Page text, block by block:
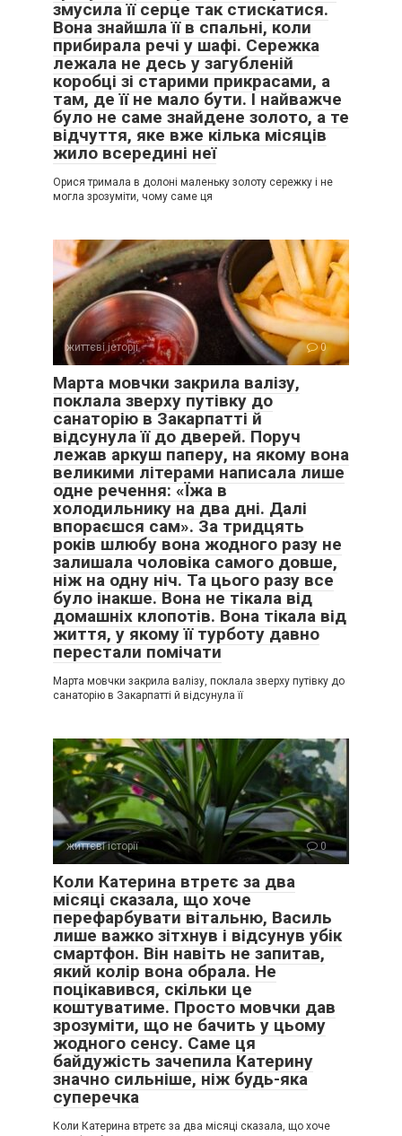
змусила її серце так стискатися.
Вона знайшла її в спальні, коли
прибирала речі у шафі. Сережка
лежала не десь у загубленій
коробці зі старими прикрасами, а
там, де її не мало бути. І найважче
було не саме знайдене золото, а те
відчуття, яке вже кілька місяців
жило всередині неї
Орися тримала в долоні маленьку золоту сережку і не
могла зрозуміти, чому саме ця
життєві історії 0
Марта мовчки закрила валізу,
поклала зверху путівку до
санаторію в Закарпатті й
відсунула її до дверей. Поруч
лежав аркуш паперу, на якому вона
великими літерами написала лише
одне речення: «Їжа в
холодильнику на два дні. Далі
впораєшся сам». За тридцять
років шлюбу вона жодного разу не
залишала чоловіка самого довше,
ніж на одну ніч. Та цього разу все
було інакше. Вона не тікала від
домашніх клопотів. Вона тікала від
життя, у якому її турботу давно
перестали помічати
Марта мовчки закрила валізу, поклала зверху путівку до
санаторію в Закарпатті й відсунула її
життєві історії 0
Коли Катерина втретє за два
місяці сказала, що хоче
перефарбувати вітальню, Василь
лише важко зітхнув і відсунув убік
смартфон. Він навіть не запитав,
який колір вона обрала. Не
поцікавився, скільки це
коштуватиме. Просто мовчки дав
зрозуміти, що не бачить у цьому
жодного сенсу. Саме ця
байдужість зачепила Катерину
значно сильніше, ніж будь-яка
суперечка
Коли Катерина втретє за два місяці сказала, що хоче